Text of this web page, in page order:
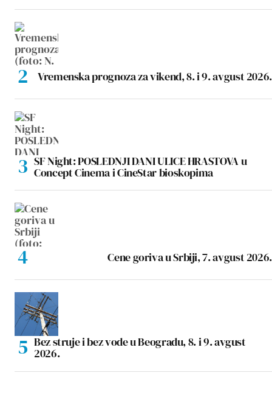
Vremenska prognoza za vikend, 8. i 9. avgust 2026.
SF Night: POSLEDNJI DANI ULICE HRASTOVA u
Concept Cinema i CineStar bioskopima
Cene goriva u Srbiji, 7. avgust 2026.
Bez struje i bez vode u Beogradu, 8. i 9. avgust
2026.